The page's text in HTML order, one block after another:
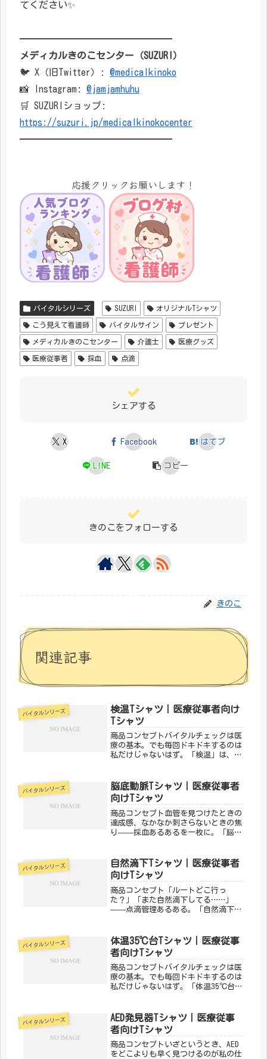
てください✨
━━━━━━━━━━━━━━━━
メディカルきのこセンター（SUZURI）
🐦 X（旧Twitter）: @medicalkinoko
📸 Instagram: @jamjamhuhu
🛒 SUZURIショップ:
https://suzuri.jp/medicalkinokocenter
━━━━━━━━━━━━━━━━
応援クリックお願いします！
バイタルシリーズ SUZURI オリジナルTシャツ
こう見えて看護師 バイタルサイン プレゼント
メディカルきのこセンター 介護士 医療グッズ
医療従事者 採血 点滴
シェアする
X Facebook はてブ
LINE コピー
きのこをフォローする
きのこ
関連記事
バイタルシリーズ
検温Tシャツ｜医療従事者向け
Tシャツ
商品コンセプトバイタルチェックは医
療の基本。でも毎回ドキドキするのは
私だけじゃないはず。「検温」は、バ
わずうなずいてしまいます。「メディ
カルきのこセンター」が手がけるこの
デ...
バイタルシリーズ
脳底動脈Tシャツ｜医療従事者
向けTシャツ
商品コンセプト血管を見つけたときの
達成感、なかなか刺さらないときの焦
り——採血あるあるを一枚に。「脳底
です。「わかる！」が詰まっていま
す。「メディカルきのこセンター」が
手が...
バイタルシリーズ
自然滴下Tシャツ｜医療従事者
向けTシャツ
商品コンセプト「ルートどこ行っ
た？」「また自然滴下してる……」
——点滴管理あるある。「自然滴下」
労と達成感を一枚に。「メディカルき
のこセンター」が手がけるこのデザイ
ンは、医...
バイタルシリーズ
体温35℃台Tシャツ｜医療従事
者向けTシャツ
商品コンセプトバイタルチェックは医
療の基本。でも毎回ドキドキするのは
私だけじゃないはず。「体温35℃台」
なら思わずうなずいてしまいます。
「メディカルきのこセンター」が手が
け...
バイタルシリーズ
AED発見器Tシャツ｜医療従事
者向けTシャツ
商品コンセプトいざというとき、AED
をどこよりも早く見つけるのが私の仕